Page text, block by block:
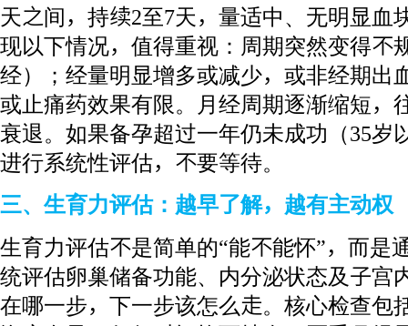
天之间，持续2至7天，量适中、无明显血
现以下情况，值得重视：周期突然变得不
经）；经量明显增多或减少，或非经期出
或止痛药效果有限。月经周期逐渐缩短，
衰退。如果备孕超过一年仍未成功（35岁
进行系统性评估，不要等待。
三、生育力评估：越早了解，越有主动权
生育力评估不是简单的“能不能怀”，而是
统评估卵巢储备功能、内分泌状态及子宫
在哪一步，下一步该怎么走。核心检查包